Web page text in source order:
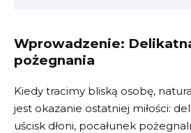
Wprowadzenie:
pożegnania
Kiedy tracimy bliską osobę,
jest okazanie ostatniej miłości:
uścisk dłoni, pocałunek